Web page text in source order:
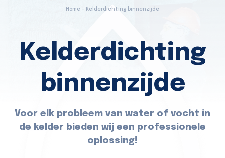
Home - Kelderdichting binnenzijde
Kelderdichting
binnenzijde
Voor elk probleem van water of vocht in
de kelder bieden wij een professionele
oplossing!